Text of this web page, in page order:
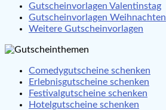
Gutscheinvorlagen Valentinstag
Gutscheinvorlagen Weihnachten
Weitere Gutscheinvorlagen
Comedygutscheine schenken
Erlebnisgutscheine schenken
Festivalgutscheine schenken
Hotelgutscheine schenken